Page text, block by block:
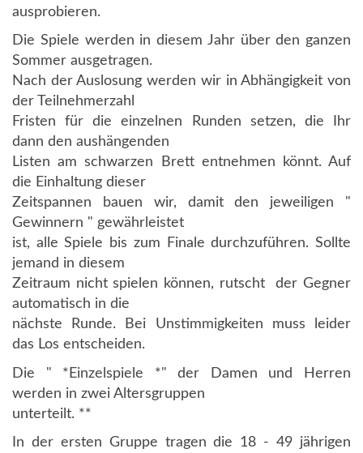
ausprobieren.
Die Spiele werden in diesem Jahr über den ganzen
Sommer ausgetragen.
Nach der Auslosung werden wir in Abhängigkeit von
der Teilnehmerzahl
Fristen für die einzelnen Runden setzen, die Ihr
dann den aushängenden
Listen am schwarzen Brett entnehmen könnt. Auf
die Einhaltung dieser
Zeitspannen bauen wir, damit den jeweiligen "
Gewinnern " gewährleistet
ist, alle Spiele bis zum Finale durchzuführen. Sollte
jemand in diesem
Zeitraum nicht spielen können, rutscht der Gegner
automatisch in die
nächste Runde. Bei Unstimmigkeiten muss leider
das Los entscheiden.
Die " *Einzelspiele *" der Damen und Herren
werden in zwei Altersgruppen
unterteilt. **
In der ersten Gruppe tragen die 18 - 49 jährigen